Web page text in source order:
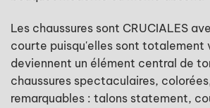
Les chaussures sont CRUCIALES
courte puisqu'elles sont totalement
deviennent un élément central de
chaussures spectaculaires,
remarquables : talons statement,